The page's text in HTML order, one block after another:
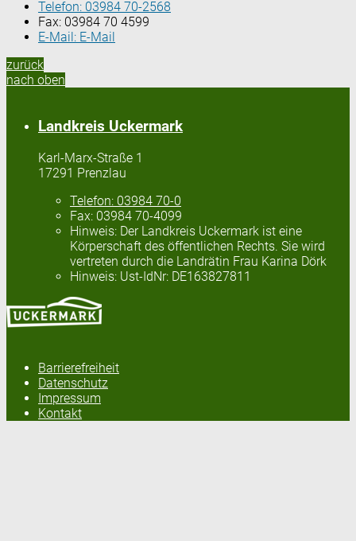
Telefon: 03984 70-2568
Fax: 03984 70 4599
E-Mail: E-Mail
zurück
nach oben
Landkreis Uckermark
Karl-Marx-Straße 1
17291 Prenzlau
Telefon: 03984 70-0
Fax: 03984 70-4099
Hinweis: Der Landkreis Uckermark ist eine
Körperschaft des öffentlichen Rechts. Sie wird
vertreten durch die Landrätin Frau Karina Dörk
Hinweis: Ust-IdNr: DE163827811
Barrierefreiheit
Datenschutz
Impressum
Kontakt